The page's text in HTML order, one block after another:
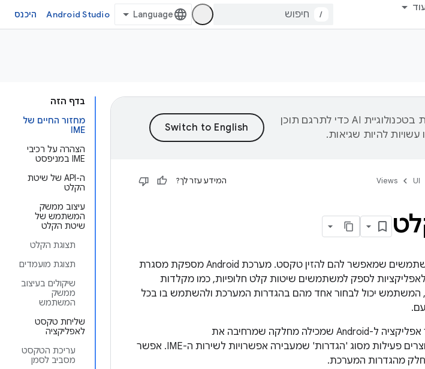
/
Android Studio היכנס
בדף הזה
מחזור החיים של
IME
הצהרה על רכיבי
IME במניפסט
ה-API של שיטת
הקלט
עיצוב ממשק
המשתמש של
שיטת הקלט
תצוגת הקלט
תצוגת מועמדים
שיקולים בעיצוב
ממשק
המשתמש
שליחת טקסט
לאפליקציה
עריכת הטקסט
מסביב לסמן
‫Google משתמשת בטכנולוגיית AI כדי לתרגם תוכן
להיות שגיאות.
UI
Views המידע עזר לך?
עורך שיטות קלט (IME) הוא אמצעי בקרה למשתמשים שמאפשר להם להזין טקסט. מערכת Android מספקת מסגרת
לספק למשתמשים שיטות קלט חלופיות, כמו מקלדות
וירטואליות או קלט קולי. אחרי התקנת ה-IME, המשתמש יכול לבחור אחד מהם בהגדרות המערכת ולהשתמש בו בכל
. בנוסף, בדרך כלל יוצרים פעילות מסוג 'הגדרות' שמעבירה אפשרויות לשירות ה-IME. אפשר
מהגדרות המערכת.